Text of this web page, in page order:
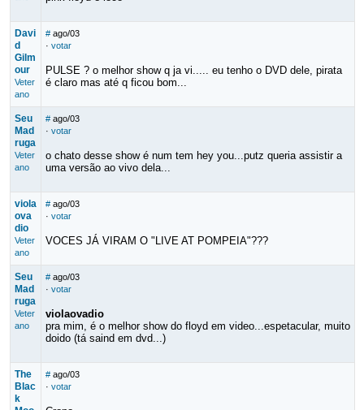
Davi
d
Gilm
our
Veter
ano
# ago/03
· votar
PULSE ? o melhor show q ja vi..... eu tenho o DVD dele, pirata
é claro mas até q ficou bom...
Seu
Mad
ruga
Veter
ano
# ago/03
· votar
o chato desse show é num tem hey you...putz queria assistir a
uma versão ao vivo dela...
viola
ova
dio
Veter
ano
# ago/03
· votar
VOCES JÁ VIRAM O "LIVE AT POMPEIA"???
Seu
Mad
ruga
Veter
ano
# ago/03
· votar
violaovadio
pra mim, é o melhor show do floyd em video...espetacular, muito
doido (tá saind em dvd...)
The
Blac
k
# ago/03
· votar